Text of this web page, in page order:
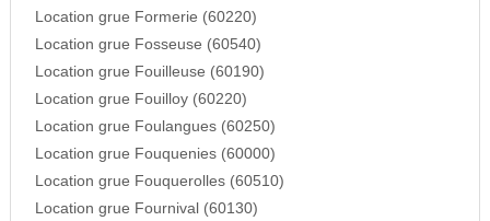
Location grue Formerie (60220)
Location grue Fosseuse (60540)
Location grue Fouilleuse (60190)
Location grue Fouilloy (60220)
Location grue Foulangues (60250)
Location grue Fouquenies (60000)
Location grue Fouquerolles (60510)
Location grue Fournival (60130)